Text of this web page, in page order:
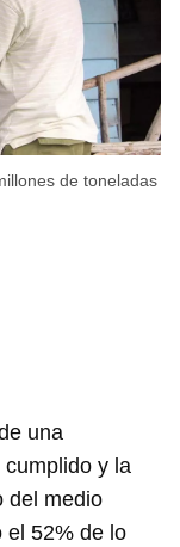
de toneladas
una
y la
del medio
el 52% de lo